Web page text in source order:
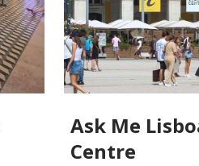
Ask Me
Centre